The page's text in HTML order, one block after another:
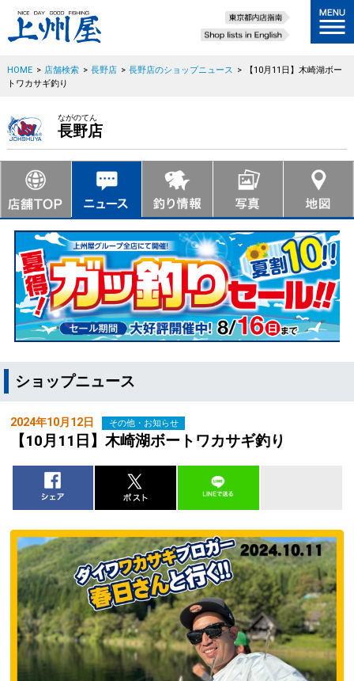
HOME > 店舗検索 > 長野店 > 長野店のショップニュース >
【10月11日】木崎湖ボー
トワカサギ釣り
ながのてん
長野店
ショップニュース
2024年10月12日 その他・お知らせ
【10月11日】木崎湖ボートワカサギ釣り